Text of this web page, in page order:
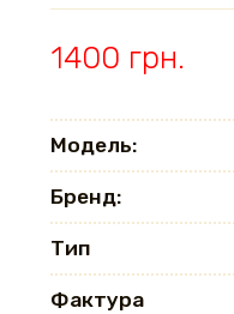
1400 грн.
Модель:
Бренд:
Тип
Фактура